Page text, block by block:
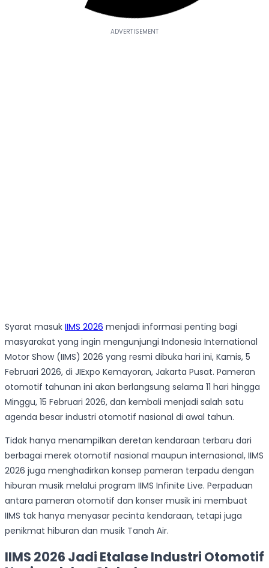
Syarat masuk IIMS 2026 menjadi informasi penting bagi
masyarakat yang ingin mengunjungi Indonesia International
Motor Show (IIMS) 2026 yang resmi dibuka hari ini, Kamis, 5
Februari 2026, di JIExpo Kemayoran, Jakarta Pusat. Pameran
otomotif tahunan ini akan berlangsung selama 11 hari hingga
Minggu, 15 Februari 2026, dan kembali menjadi salah satu
agenda besar industri otomotif nasional di awal tahun.
Tidak hanya menampilkan deretan kendaraan terbaru dari
berbagai merek otomotif nasional maupun internasional, IIMS
2026 juga menghadirkan konsep pameran terpadu dengan
hiburan musik melalui program IIMS Infinite Live. Perpaduan
antara pameran otomotif dan konser musik ini membuat
IIMS tak hanya menyasar pecinta kendaraan, tetapi juga
penikmat hiburan dan musik Tanah Air.
IIMS 2026 Jadi Etalase Industri Otomotif